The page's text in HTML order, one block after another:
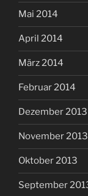
Mai 2014
April 2014
März 2014
Februar 2014
Dezember 2013
November 2013
Oktober 2013
September